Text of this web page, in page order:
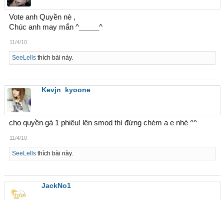
Vote anh Quyền nè ,
Chúc anh may mắn ^_____^
11/4/10
SeeLellsthích bài này.
Kevjn_kyoone
cho quyền gà 1 phiêu! lên smod thì đừng chém a e nhé ^^
11/4/10
SeeLellsthích bài này.
JackNo1